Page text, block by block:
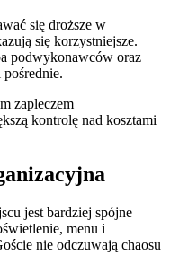
się droższe w
się korzystniejsze.
podwykonawców oraz
zapleczem
kontrolę nad kosztami
jest bardziej spójne
menu i
nie odczuwają chaosu